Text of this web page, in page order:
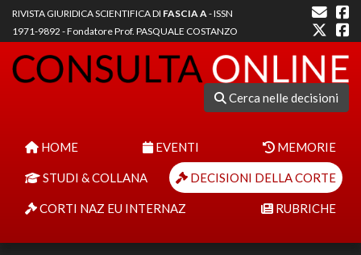
RIVISTA GIURIDICA SCIENTIFICA DI FASCIA A- ISSN
1971-9892 - Fondatore Prof. PASQUALE COSTANZO
Cerca nelle decisioni
HOME EVENTI MEMORIE
STUDI & COLLANA DECISIONI DELLA CORTE
CORTI NAZ EU INTERNAZ RUBRICHE